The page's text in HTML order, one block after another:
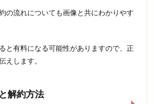
の流れについても画像と共にわかりやす
と有料になる可能性がありますので、正
えします。
解約方法